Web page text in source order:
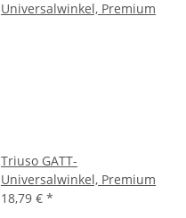
Triuso GATT-
Universalwinkel, Premium
18,79 € *